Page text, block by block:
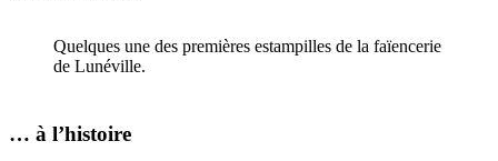
Quelques une des premières estampilles de la faïencerie
de Lunéville.
… à l’histoire